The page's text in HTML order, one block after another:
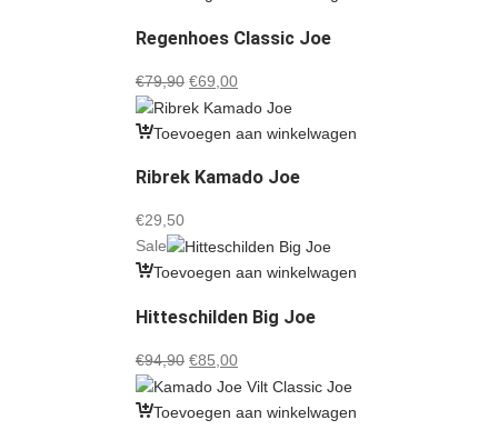
Regenhoes Classic Joe
€79,90 Oorspronkelijke
prijs
was:
€69,00Huidige
prijs
is:
Toevoegen aan winkelwagen
Ribrek Kamado Joe
€29,50
Sale
Toevoegen aan winkelwagen
Hitteschilden Big Joe
€94,90 Oorspronkelijke
prijs
was:
€85,00Huidige
prijs
is:
Toevoegen aan winkelwagen